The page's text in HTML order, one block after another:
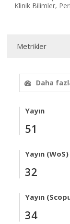
Klinik Bilimler,
Metrikler
Daha
Yayın
51
Yayın (WoS)
32
Yayın
34